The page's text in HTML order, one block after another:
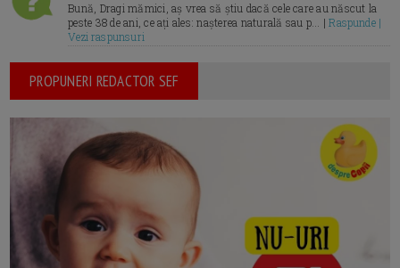
Bună, Dragi mămici, aș vrea să știu dacă cele care au născut la
peste 38 de ani, ce ați ales: nașterea naturală sau p... |Raspunde |
Vezi raspunsuri
PROPUNERI REDACTOR SEF